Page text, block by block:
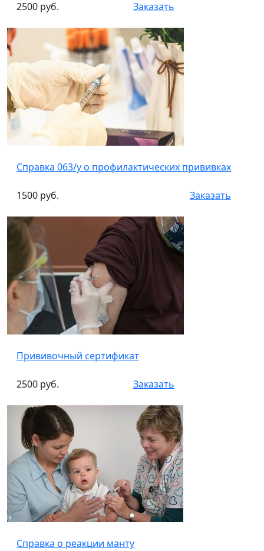
2500 руб. Заказать
Справка 063/у о профилактических прививках
1500 руб. Заказать
Прививочный сертификат
2500 руб. Заказать
Справка о реакции манту